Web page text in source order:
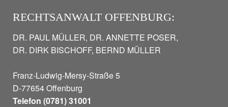
RECHTSANWALT OFFENBURG:
DR. PAUL MÜLLER, DR. ANNETTE POSER,
DR. DIRK BISCHOFF, BERND MÜLLER
Franz-Ludwig-Mersy-Straße 5
D-77654 Offenburg
Telefon (0781) 31001